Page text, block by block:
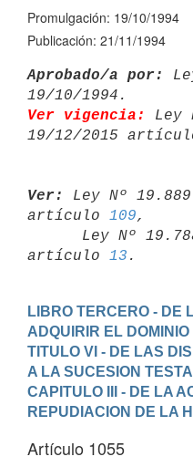
Promulgación: 19/10/1994
Publicación: 21/11/1994
Aprobado/a por:
Ver vigencia:
Ley
19/12/2015
Ver:
Ley Nº
artículo 109,
artículo 13
LIBRO TERCERO - DE
ADQUIRIR EL DOMINIO
TITULO VI - DE LAS
A LA SUCESION
CAPITULO III - DE LA
REPUDIACION DE LA
Artículo 1055